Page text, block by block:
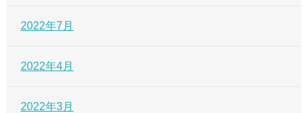
2022年7月
2022年4月
2022年3月